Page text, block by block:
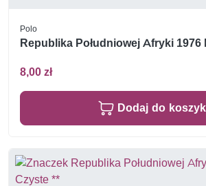
Polo
Republika Południowej Afryki 1976
8,00 zł
Dodaj do